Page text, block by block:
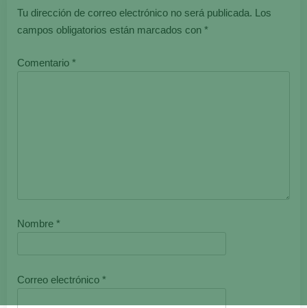
Tu dirección de correo electrónico no será publicada. Los
campos obligatorios están marcados con *
Comentario *
Nombre *
Correo electrónico *